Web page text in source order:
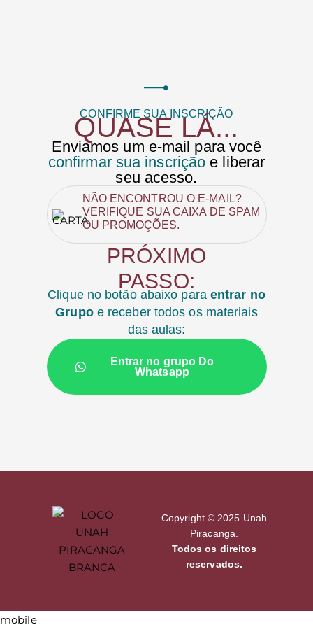
CONFIRME SUA INSCRIÇÃO
QUASE LÁ...
Enviamos um e-mail para você
confirmar sua inscrição e liberar
seu acesso.
NÃO ENCONTROU O E-MAIL?
VERIFIQUE SUA CAIXA DE SPAM
OU PROMOÇÕES.
PRÓXIMO
PASSO:
Clique no botão abaixo para entrar no
Grupo e receber todos os materiais
das aulas:
Entrar no grupo Do
Whatsapp
Copyright © 2025 Unah
Piracanga.
Todos os direitos
reservados.